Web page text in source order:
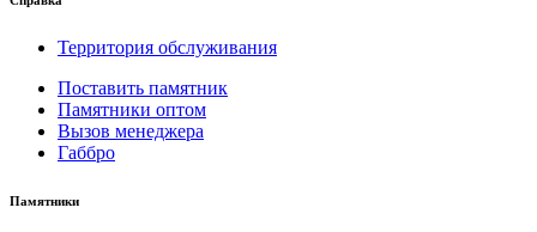
Территория обслуживания
Поставить памятник
Памятники оптом
Вызов менеджера
Габбро
Памятники